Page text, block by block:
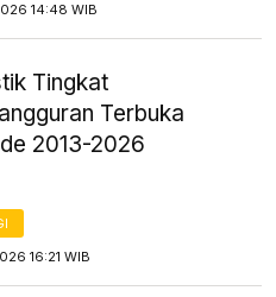
14:48 WIB
Tingkat
Terbuka
2013-2026
16:21 WIB